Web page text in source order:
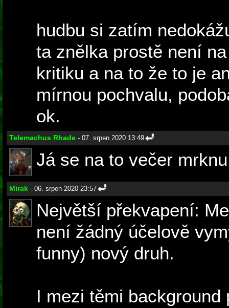
hudbu si zatím
ta znělka prostě není
kritiku a na to že to je
mírnou pochvalu,
ok.
Telemachus Rhade - 07. srpen 2020 13:49
Já se na to večer
Mirak - 06. srpen 2020 23:57
Největší překvapení:
není žádný účelově
funny) nový druh.
I mezi těmi background